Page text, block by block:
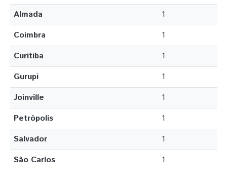
Almada
1
Coimbra
1
Curitiba
1
Gurupi
1
Joinville
1
Petrópolis
1
Salvador
1
São Carlos
1